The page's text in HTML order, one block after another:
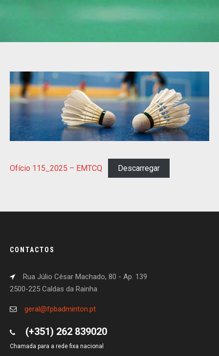
Ofício 115_2025 – EMTCQ Descarregar
CONTACTOS
Rua Júlio César Machado, 80 - Ap. 139
2500-225 Caldas da Rainha
geral@fpbadminton.pt
(+351) 262 839020
Chamada para a rede fixa nacional